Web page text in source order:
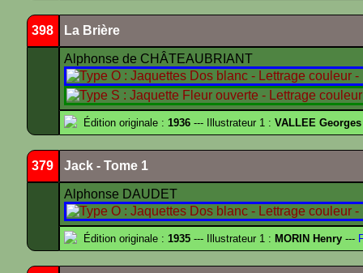
398 La Brière
Alphonse de CHÂTEAUBRIANT
Édition originale : 1936 --- Illustrateur 1 : VALLEE Georges
379 Jack - Tome 1
Alphonse DAUDET
Édition originale : 1935 --- Illustrateur 1 : MORIN Henry ---